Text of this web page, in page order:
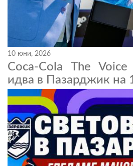
10 юни, 2026
Coca-Cola The
идва в Пазарджик на